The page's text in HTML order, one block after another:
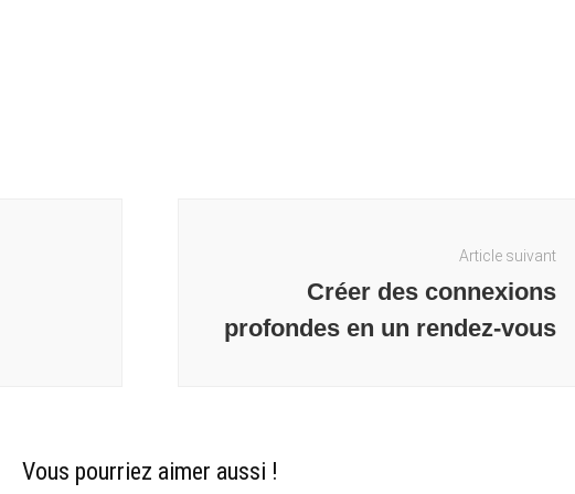
Article suivant
Créer des connexions
profondes en un rendez-vous
Vous pourriez aimer aussi !